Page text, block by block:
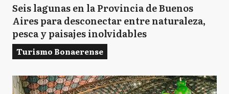
Seis lagunas en la Provincia de Buenos
Aires para desconectar entre naturaleza,
pesca y paisajes inolvidables
Turismo Bonaerense